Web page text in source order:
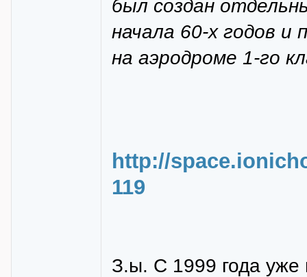
был создан
начала 60-х годов и
на аэродроме 1-го
http://
119
З.ы. С 1999 года уже